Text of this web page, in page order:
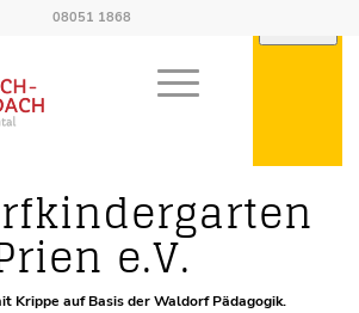
08051 1868
e.V.
Krippe auf Basis der Waldorf Pädagogik.